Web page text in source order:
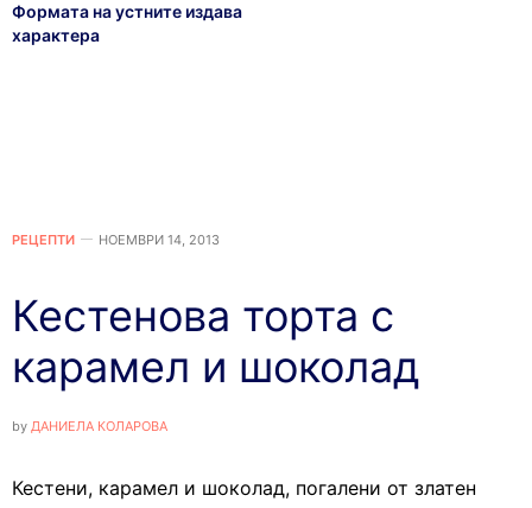
Формата на устните издава
характера
РЕЦЕПТИ НОЕМВРИ 14, 2013
Кестенова торта с
карамел и шоколад
by ДАНИЕЛА КОЛАРОВА
Кестени, карамел и шоколад, погалени от златен